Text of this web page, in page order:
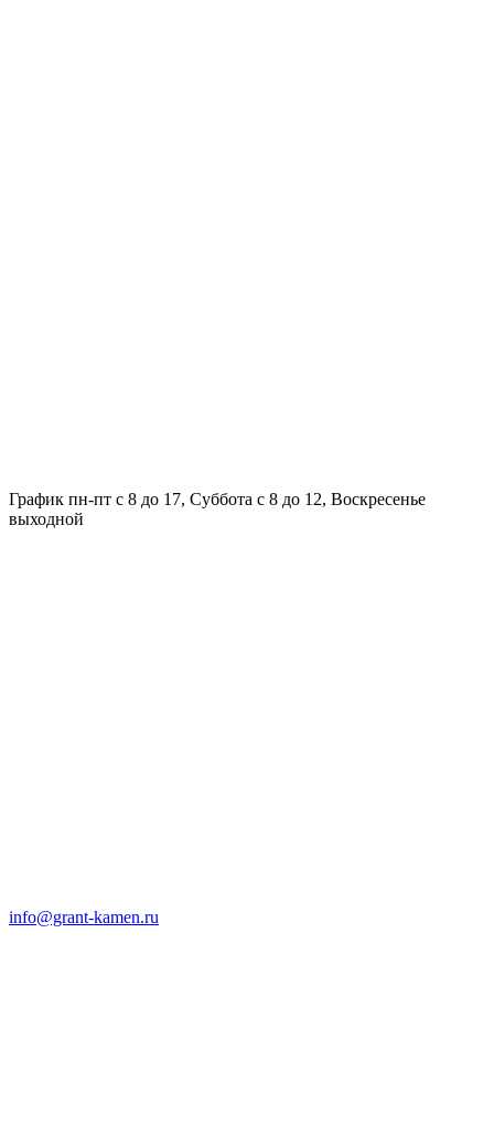
График пн-пт с 8 до 17, Суббота с 8 до 12, Воскресенье
выходной
info@grant-kamen.ru